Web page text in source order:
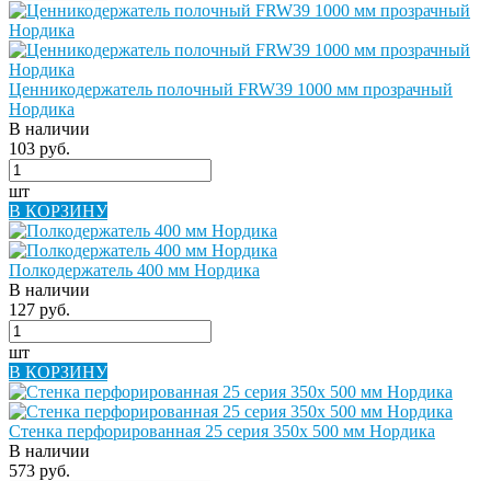
Ценникодержатель полочный FRW39 1000 мм прозрачный
Нордика
В наличии
103 руб.
шт
В КОРЗИНУ
Полкодержатель 400 мм Нордика
В наличии
127 руб.
шт
В КОРЗИНУ
Стенка перфорированная 25 серия 350х 500 мм Нордика
В наличии
573 руб.